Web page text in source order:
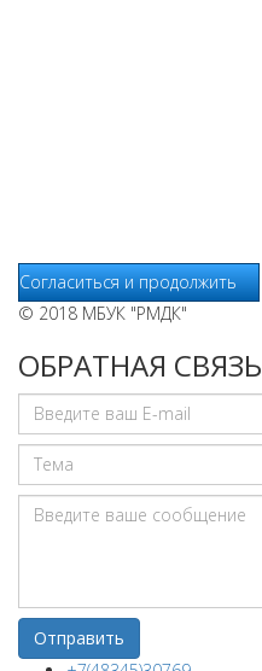
Согласиться и продолжить
© 2018 МБУК "РМДК"
ОБРАТНАЯ СВЯЗЬ